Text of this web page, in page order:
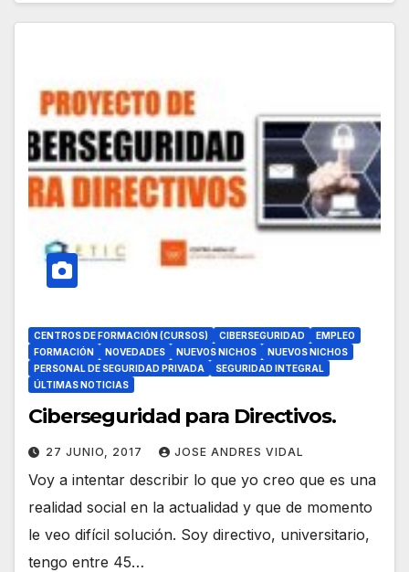
CENTROS DE FORMACIÓN (CURSOS) CIBERSEGURIDAD
EMPLEO
FORMACIÓN
NOVEDADES NUEVOS NICHOS
NUEVOS NICHOS
PERSONAL DE SEGURIDAD PRIVADA
SEGURIDAD INTEGRAL
ÚLTIMAS NOTICIAS
Ciberseguridad para Directivos.
27 JUNIO, 2017 JOSE ANDRES VIDAL
Voy a intentar describir lo que yo creo que es una
realidad social en la actualidad y que de momento
le veo difícil solución. Soy directivo, universitario,
tengo entre 45…